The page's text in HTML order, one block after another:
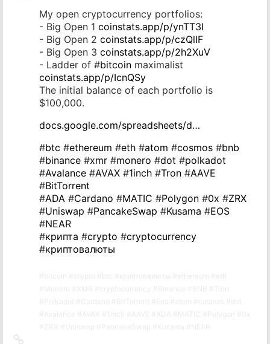
My open cryptocurrency portfolios:
- Big Open 1 coinstats.app/p/ynTT3I
- Big Open 2 coinstats.app/p/czQlIF
- Big Open 3 coinstats.app/p/2h2XuV
- Ladder of #bitcoin maximalist
coinstats.app/p/IcnQSy
The initial balance of each portfolio is
$100,000.
docs.google.com/spreadsheets/d…
#btc #ethereum #eth #atom #cosmos #bnb
#binance #xmr #monero #dot #polkadot
#Avalance #AVAX #1inch #Tron #AAVE
#BitTorrent
#ADA #Cardano #MATIC #Polygon #0x #ZRX
#Uniswap #PancakeSwap #Kusama #EOS
#NEAR
#крипта #crypto #cryptocurrency
#криптовалюты